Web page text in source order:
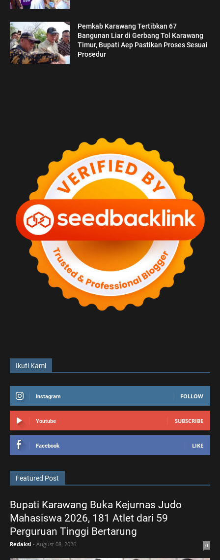
Pemkab Karawang Tertibkan 67
Bangunan Liar di Gerbang Tol Karawang
Timur, Bupati Aep Pastikan Proses Sesuai
Prosedur
Ikuti Kami
Instagram FOLLOW
Youtube SUBSCRIBE
Facebook LIKE
Featured Post
Bupati Karawang Buka Kejurnas Judo
Mahasiswa 2026, 181 Atlet dari 59
Perguruan Tinggi Bertarung
Redaksi - August 08, 2026 0